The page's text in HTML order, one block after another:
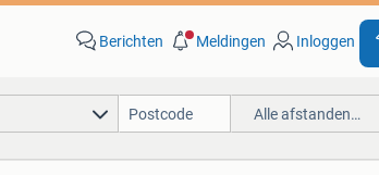
Berichten Meldingen Inloggen
Alle afstanden…